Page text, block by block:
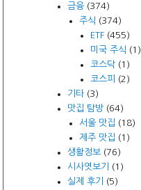
금융 (374)
주식 (374)
ETF(455)
미국 주식 (1)
코스닥(1)
코스피
(2)
기타 (3)
맛집 탐방 (64)
서울 맛집 (18)
제주 맛집 (1)
생활정보 (76)
시사엿보기
(1)
실제 후기
(5)